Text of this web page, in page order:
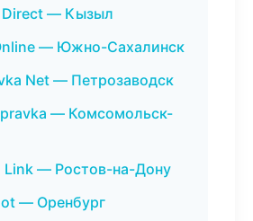
Direct — Кызыл
— Южно-Сахалинск
Net — Петрозаводск
— Комсомольск-
Link — Ростов-на-Дону
— Оренбург